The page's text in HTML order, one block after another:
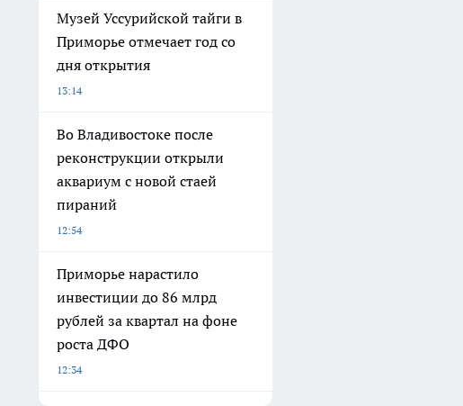
Музей Уссурийской тайги в
Приморье отмечает год со
дня открытия
13:14
Во Владивостоке после
реконструкции открыли
аквариум с новой стаей
пираний
12:54
Приморье нарастило
инвестиции до 86 млрд
рублей за квартал на фоне
роста ДФО
12:34